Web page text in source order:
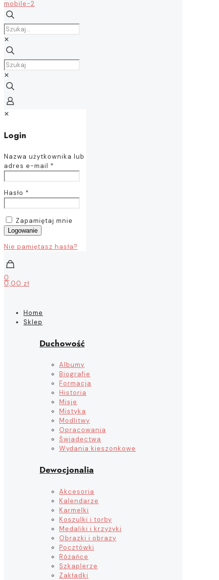
✕
✕
✕
Login
Nazwa użytkownika lub
adres e-mail *
Hasło *
Zapamiętaj mnie
Logowanie
Nie pamiętasz hasła?
0
0,00 zł
Home
Sklep
Duchowość
Albumy
Biografie
Formacja
Historia
Misje
Mistyka
Modlitwy
Opracowania
Świadectwa
Wydania kieszonkowe
Dewocjonalia
Akcesoria
Kalendarze
Karmelki
Koszulki i torby
Medaliki i krzyżyki
Obrazki i obrazy
Pocztówki
Różańce
Szkaplerze
Zakładki